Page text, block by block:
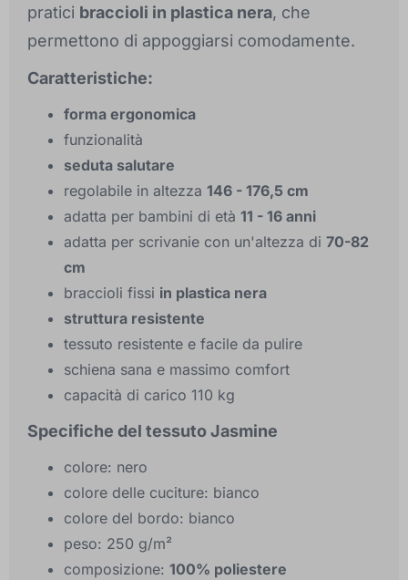
pratici braccioli in plastica nera, che
permettono di appoggiarsi comodamente.
Caratteristiche:
forma ergonomica
funzionalità
seduta salutare
regolabile in altezza 146 - 176,5 cm
adatta per bambini di età 11 - 16 anni
adatta per scrivanie con un'altezza di 70-82
cm
braccioli fissi in plastica nera
struttura resistente
tessuto resistente e facile da pulire
schiena sana e massimo comfort
capacità di carico 110 kg
Specifiche del tessuto Jasmine
colore: nero
colore delle cuciture: bianco
colore del bordo: bianco
peso: 250 g/m²
composizione: 100% poliestere